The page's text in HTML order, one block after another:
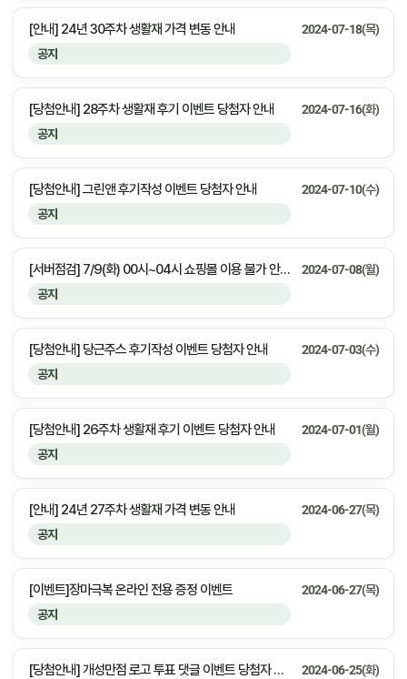
공지
[안내] 24년 30주차 생활재 가격 변동 안내 2024-07-18(목)
공지
[당첨안내] 28주차 생활재 후기 이벤트 당첨자 안내 2024-07-16(화)
공지
[당첨안내] 그린앤 후기작성 이벤트 당첨자 안내 2024-07-10(수)
공지
[서버점검] 7/9(화) 00시~04시 쇼핑몰 이용 불가 안내&서비스 오류 안내 2024-07-08(월)
공지
[당첨안내] 당근주스 후기작성 이벤트 당첨자 안내 2024-07-03(수)
공지
[당첨안내] 26주차 생활재 후기 이벤트 당첨자 안내 2024-07-01(월)
공지
[안내] 24년 27주차 생활재 가격 변동 안내 2024-06-27(목)
공지
[이벤트]장마극복 온라인 전용 증정 이벤트 2024-06-27(목)
[당첨안내] 개성만점 로고 투표 댓글 이벤트 당첨자 안내 2024-06-25(화)